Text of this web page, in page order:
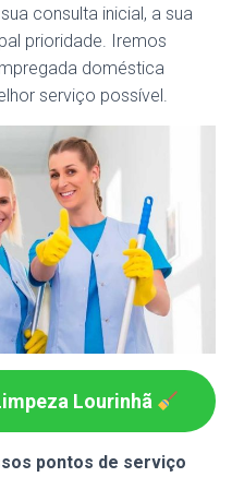
consulta inicial, a sua
prioridade. Iremos
doméstica
serviço possível.
Lourinhã
pontos de serviço